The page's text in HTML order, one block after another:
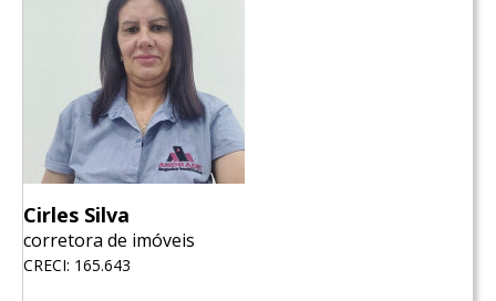
Cirles Silva
corretora de imóveis
CRECI: 165.643